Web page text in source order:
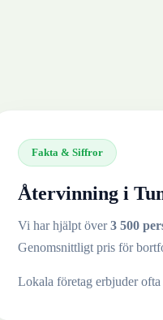
Fakta & Siffror
Återvinning i
Vi har hjälpt över3 500
Genomsnittligt pris för
Lokala företag erbjuder